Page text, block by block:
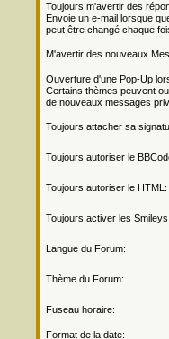
Toujours m'avertir des
Envoie un e-mail lorsque
peut être changé chaque
M'avertir des nouveaux
Ouverture d'une Pop-Up
Certains thèmes peuvent
de nouveaux messages
Toujours attacher sa
Toujours autoriser le
Toujours autoriser le HTML:
Toujours activer les Smileys:
Langue du Forum:
Thème du Forum:
Fuseau horaire:
Format de la date: